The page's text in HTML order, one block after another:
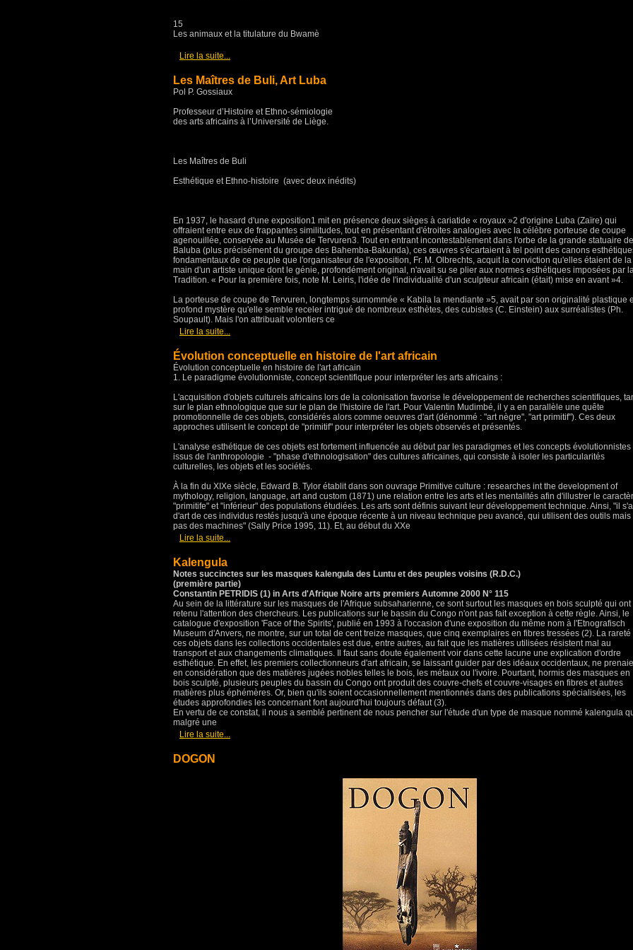
15
Les animaux et la titulature du Bwamè
Lire la suite...
Les Maîtres de Buli, Art Luba
Pol P. Gossiaux
Professeur d’Histoire et Ethno-sémiologie
des arts africains à l’Université de Liège.
Les Maîtres de Buli
Esthétique et Ethno-histoire (avec deux inédits)
En 1937, le hasard d'une exposition1 mit en présence deux sièges à cariatide « royaux »2 d'origine Luba (Zaïre) qui
offraient entre eux de frappantes similitudes, tout en présentant d'étroites analogies avec la célèbre porteuse de coupe
agenouillée, conservée au Musée de Tervuren3. Tout en entrant incontestablement dans l'orbe de la grande statuaire
Baluba (plus précisément du groupe des Bahemba-Bakunda), ces œuvres s'écartaient à tel point des canons
fondamentaux de ce peuple que l'organisateur de l'exposition, Fr. M. Olbrechts, acquit la conviction qu'elles étaient de la
main d'un artiste unique dont le génie, profondément original, n'avait su se plier aux normes esthétiques imposées par
Tradition. « Pour la première fois, note M. Leiris, l'idée de l'individualité d'un sculpteur africain (était) mise en avant »4.
La porteuse de coupe de Tervuren, longtemps surnommée « Kabila la mendiante »5, avait par son originalité plastique
profond mystère qu'elle semble receler intrigué de nombreux esthètes, des cubistes (C. Einstein) aux surréalistes (Ph.
Soupault). Mais l'on attribuait volontiers ce
Lire la suite...
Évolution conceptuelle en histoire de l'art africain
Évolution conceptuelle en histoire de l'art africain
1. Le paradigme évolutionniste, concept scientifique pour interpréter les arts africains :
L'acquisition d'objets culturels africains lors de la colonisation favorise le développement de recherches scientifiques,
sur le plan ethnologique que sur le plan de l'histoire de l'art. Pour Valentin Mudimbé, il y a en parallèle une quête
promotionnelle de ces objets, considérés alors comme oeuvres d'art (dénommé : "art nègre", "art primitif"). Ces deux
approches utilisent le concept de "primitif" pour interpréter les objets observés et présentés.
L'analyse esthétique de ces objets est fortement influencée au début par les paradigmes et les concepts évolutionnistes
issus de l'anthropologie - "phase d'ethnologisation" des cultures africaines, qui consiste à isoler les particularités
culturelles, les objets et les sociétés.
À la fin du XIXe siècle, Edward B. Tylor établit dans son ouvrage Primitive culture : researches int the development of
mythology, religion, language, art and custom (1871) une relation entre les arts et les mentalités afin d'illustrer le
"primitife" et "inférieur" des populations étudiées. Les arts sont définis suivant leur développement technique. Ainsi, "il
d'art de ces individus restés jusqu'à une époque récente à un niveau technique peu avancé, qui utilisent des outils mais
pas des machines" (Sally Price 1995, 11). Et, au début du XXe
Lire la suite...
Kalengula
Notes succinctes sur les masques kalengula des Luntu et des peuples voisins (R.D.C.)
(première partie)
Constantin PETRIDIS (1) in Arts d'Afrique Noire arts premiers Automne 2000 N° 115
Au sein de la littérature sur les masques de l'Afrique subsaharienne, ce sont surtout les masques en bois sculpté qui ont
retenu l'attention des chercheurs. Les publications sur le bassin du Congo n'ont pas fait exception à cette règle. Ainsi, le
catalogue d'exposition 'Face of the Spirits', publié en 1993 à l'occasion d'une exposition du même nom à l'Etnografisch
Museum d'Anvers, ne montre, sur un total de cent treize masques, que cinq exemplaires en fibres tressées (2). La rareté
ces objets dans les collections occidentales est due, entre autres, au fait que les matières utilisées résistent mal au
transport et aux changements climatiques. Il faut sans doute également voir dans cette lacune une explication d'ordre
esthétique. En effet, les premiers collectionneurs d'art africain, se laissant guider par des idéaux occidentaux, ne
en considération que des matières jugées nobles telles le bois, les métaux ou l'ivoire. Pourtant, hormis des masques en
bois sculpté, plusieurs peuples du bassin du Congo ont produit des couvre-chefs et couvre-visages en fibres et autres
matières plus éphémères. Or, bien qu'ils soient occasionnellement mentionnés dans des publications spécialisées, les
études approfondies les concernant font aujourd'hui toujours défaut (3).
En vertu de ce constat, il nous a semblé pertinent de nous pencher sur l'étude d'un type de masque nommé kalengula
malgré une
Lire la suite...
DOGON